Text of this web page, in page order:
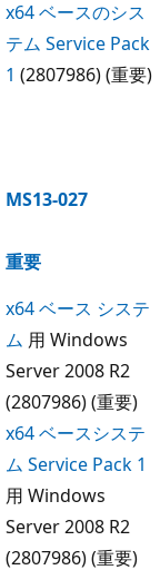
x64 ベースのシス
テム Service Pack
1 (2807986) (重要)
MS13-027
重要
x64 ベース システ
ム 用 Windows
Server 2008 R2
(2807986) (重要)
x64 ベースシステ
ム Service Pack 1
用 Windows
Server 2008 R2
(2807986) (重要)